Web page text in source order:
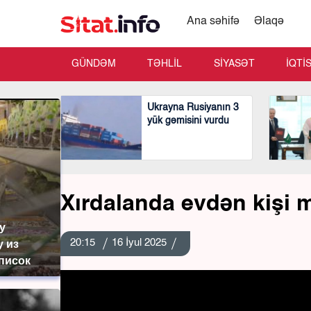
из
Ana səhifə Əlaqə
GÜNDƏM TƏHLİL SİYASƏT
Ukrayna Rusiyanın 3
yük gəmisini vurdu
Xırdalanda evdən kişi
20:15 16 İyul 2025